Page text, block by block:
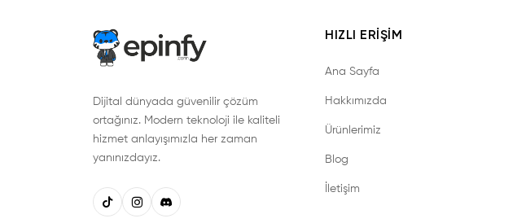
Dijital dünyada güvenilir çözüm
ortağınız. Modern teknoloji ile kaliteli
hizmet anlayışımızla her zaman
yanınızdayız.
HIZLI ERIŞIM
Ana Sayfa
Hakkımızda
Ürünlerimiz
Blog
İletişim